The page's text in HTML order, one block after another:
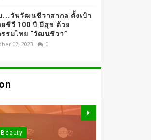
วันวัฒนชีวาสากล ตั้งเป้า
ชีวี 100 ปี มีสุข ด้วย
รมไทย “วัฒนชีวา”
02, 2023 0
Beauty